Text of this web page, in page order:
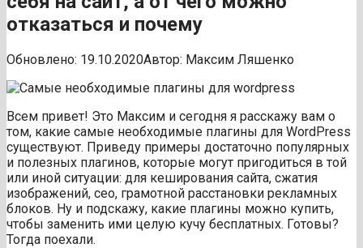
отказаться и почему
Обновлено: 19.10.2020Автор: Максим Ляшенко
Всем привет! Это Максим и сегодня я расскажу вам о
том, какие самые необходимые плагины для WordPress
существуют. Приведу примеры достаточно популярных
и полезных плагинов, которые могут пригодиться в той
или иной ситуации: для кеширования сайта, сжатия
изображений, сео, грамотной расстановки рекламных
блоков. Ну и подскажу, какие плагины можно купить,
чтобы заменить ими целую кучу бесплатных. Готовы?
Тогда поехали.